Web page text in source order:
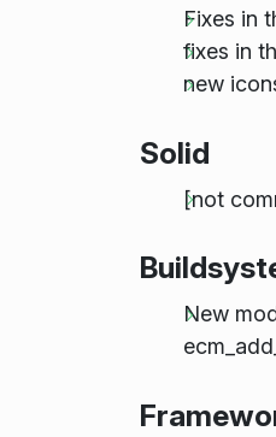
Fixes in
fixes in
new
Solid
[not
New